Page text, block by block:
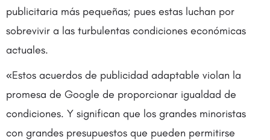
publicitaria más pequeñas; pues estas luchan por
sobrevivir a las turbulentas condiciones económicas
actuales.
«Estos acuerdos de publicidad adaptable violan la
promesa de Google de proporcionar igualdad de
condiciones. Y significan que los grandes minoristas
con grandes presupuestos que pueden permitirse